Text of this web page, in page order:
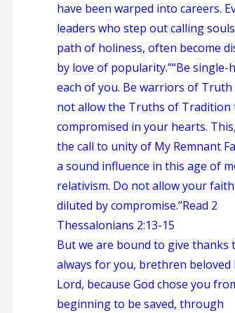
have been warped into careers.
leaders who step out calling
path of holiness, often become
by love of popularity.”“Be single-
each of you. Be warriors of Truth
not allow the Truths of Tradition
compromised in your hearts.
the call to unity of My Remnant
a sound influence in this age of
relativism. Do not allow your
diluted by compromise.”Read 2
Thessalonians 2:13-15
But we are bound to give thanks
always for you, brethren beloved
Lord, because God chose you
beginning to be saved, through